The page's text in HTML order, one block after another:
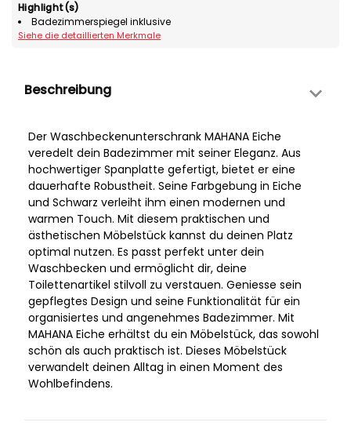
Highlight(s)
Badezimmerspiegel inklusive
Siehe die detaillierten Merkmale
Beschreibung
Der Waschbeckenunterschrank MAHANA Eiche
veredelt dein Badezimmer mit seiner Eleganz. Aus
hochwertiger Spanplatte gefertigt, bietet er eine
dauerhafte Robustheit. Seine Farbgebung in Eiche
und Schwarz verleiht ihm einen modernen und
warmen Touch. Mit diesem praktischen und
ästhetischen Möbelstück kannst du deinen Platz
optimal nutzen. Es passt perfekt unter dein
Waschbecken und ermöglicht dir, deine
Toilettenartikel stilvoll zu verstauen. Geniesse sein
gepflegtes Design und seine Funktionalität für ein
organisiertes und angenehmes Badezimmer. Mit
MAHANA Eiche erhältst du ein Möbelstück, das sowohl
schön als auch praktisch ist. Dieses Möbelstück
verwandelt deinen Alltag in einen Moment des
Wohlbefindens.